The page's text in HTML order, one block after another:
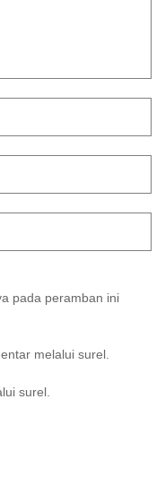
pada peramban ini
melalui surel.
surel.